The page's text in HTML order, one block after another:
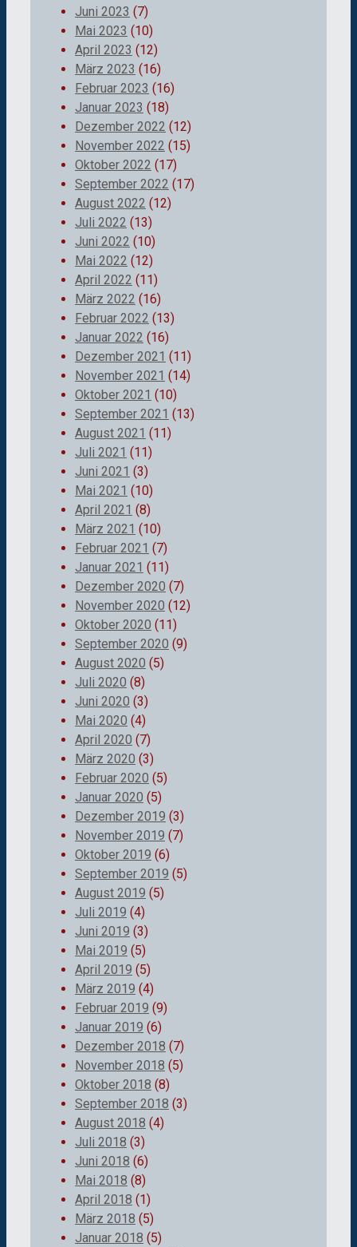
Juni 2023 (7)
Mai 2023 (10)
April 2023 (12)
März 2023 (16)
Februar 2023 (16)
Januar 2023 (18)
Dezember 2022 (12)
November 2022 (15)
Oktober 2022 (17)
September 2022 (17)
August 2022 (12)
Juli 2022 (13)
Juni 2022 (10)
Mai 2022 (12)
April 2022 (11)
März 2022 (16)
Februar 2022 (13)
Januar 2022 (16)
Dezember 2021 (11)
November 2021 (14)
Oktober 2021 (10)
September 2021 (13)
August 2021 (11)
Juli 2021 (11)
Juni 2021 (3)
Mai 2021 (10)
April 2021 (8)
März 2021 (10)
Februar 2021 (7)
Januar 2021 (11)
Dezember 2020 (7)
November 2020 (12)
Oktober 2020 (11)
September 2020 (9)
August 2020 (5)
Juli 2020 (8)
Juni 2020 (3)
Mai 2020 (4)
April 2020 (7)
März 2020 (3)
Februar 2020 (5)
Januar 2020 (5)
Dezember 2019 (3)
November 2019 (7)
Oktober 2019 (6)
September 2019 (5)
August 2019 (5)
Juli 2019 (4)
Juni 2019 (3)
Mai 2019 (5)
April 2019 (5)
März 2019 (4)
Februar 2019 (9)
Januar 2019 (6)
Dezember 2018 (7)
November 2018 (5)
Oktober 2018 (8)
September 2018 (3)
August 2018 (4)
Juli 2018 (3)
Juni 2018 (6)
Mai 2018 (8)
April 2018 (1)
März 2018 (5)
Januar 2018 (5)